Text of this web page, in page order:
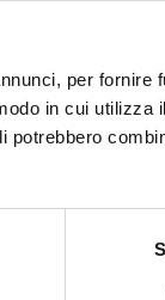
per fornire
in cui